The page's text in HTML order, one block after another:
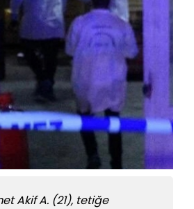
Akif A. (21), tetiğe